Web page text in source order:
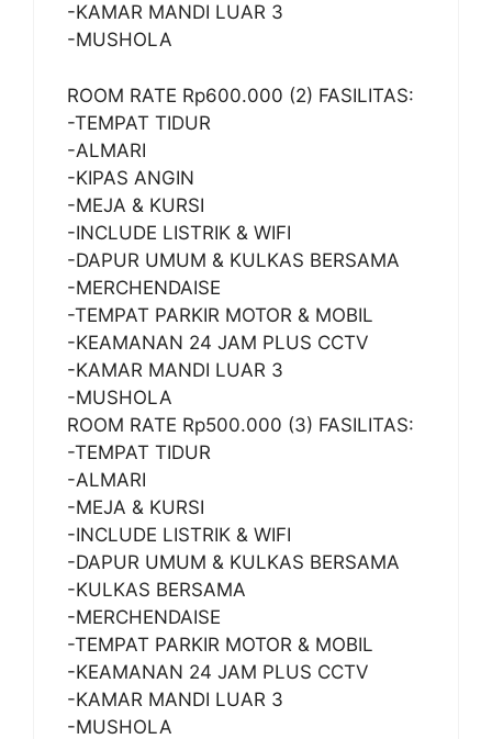
-KAMAR MANDI LUAR 3
-MUSHOLA
ROOM RATE Rp600.000 (2) FASILITAS:
-TEMPAT TIDUR
-ALMARI
-KIPAS ANGIN
-MEJA & KURSI
-INCLUDE LISTRIK & WIFI
-DAPUR UMUM & KULKAS BERSAMA
-MERCHENDAISE
-TEMPAT PARKIR MOTOR & MOBIL
-KEAMANAN 24 JAM PLUS CCTV
-KAMAR MANDI LUAR 3
-MUSHOLA
ROOM RATE Rp500.000 (3) FASILITAS:
-TEMPAT TIDUR
-ALMARI
-MEJA & KURSI
-INCLUDE LISTRIK & WIFI
-DAPUR UMUM & KULKAS BERSAMA
-KULKAS BERSAMA
-MERCHENDAISE
-TEMPAT PARKIR MOTOR & MOBIL
-KEAMANAN 24 JAM PLUS CCTV
-KAMAR MANDI LUAR 3
-MUSHOLA